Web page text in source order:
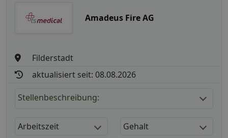
Amadeus Fire AG
Filderstadt
aktualisiert seit: 08.08.2026
Stellenbeschreibung:
Arbeitszeit Gehalt